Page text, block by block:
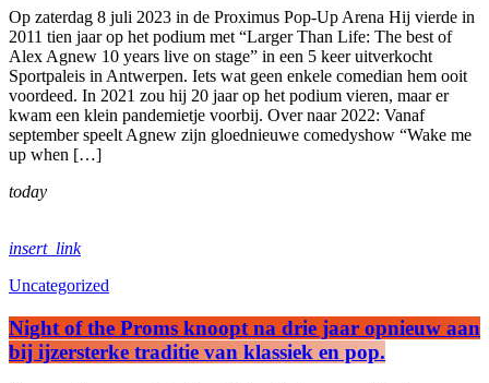
Op zaterdag 8 juli 2023 in de Proximus Pop-Up Arena Hij vierde in
2011 tien jaar op het podium met “Larger Than Life: The best of
Alex Agnew 10 years live on stage” in een 5 keer uitverkocht
Sportpaleis in Antwerpen. Iets wat geen enkele comedian hem ooit
voordeed. In 2021 zou hij 20 jaar op het podium vieren, maar er
kwam een klein pandemietje voorbij. Over naar 2022: Vanaf
september speelt Agnew zijn gloednieuwe comedyshow “Wake me
up when […]
today
insert_link
Uncategorized
Night of the Proms knoopt na drie jaar opnieuw aan
bij ijzersterke traditie van klassiek en pop.